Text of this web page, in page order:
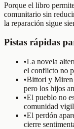
Porque el libro
comunitario sin
la reparación sigue
Pistas rápidas
•La novela
el conflicto no
•Bittori y Miren
pero los hijos
•El pueblo no
comunidad
•El perdón
cierre